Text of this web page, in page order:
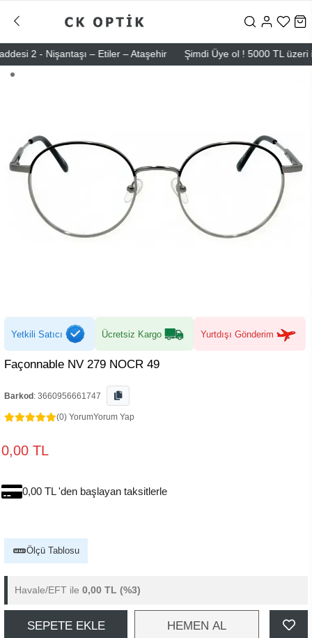
2 - Nişantaşı – Etiler – Ataşehir Şimdi Üye ol ! 5000 TL üzeri ilk
Yetkili Satıcı Ücretsiz Kargo Yurtdışı Gönderim
Façonnable NV 279 NOCR 49
Barkod : 3660956661747
(0) YorumYorum Yap
0,00 TL
0,00 TL 'den başlayan taksitlerle
Ölçü Tablosu
Havale/EFT ile 0,00 TL (%3)
SEPETE EKLE HEMEN AL